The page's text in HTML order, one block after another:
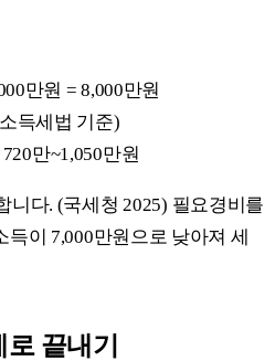
만원 = 8,000만원
득세법 기준)
만~1,050만원
니다. (국세청 2025) 필요경비를
이 7,000만원으로 낮아져 세
끝내기